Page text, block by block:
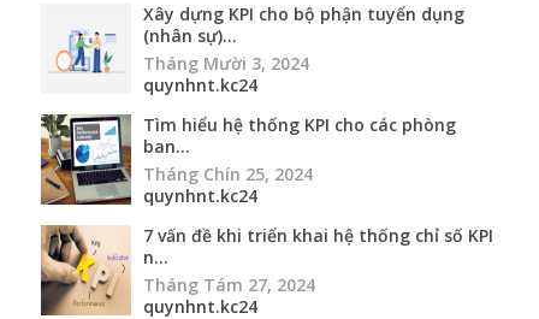
Xây dựng KPI cho bộ phận tuyển dụng
(nhân sự)...
Tháng Mười 3, 2024
quynhnt.kc24
Tìm hiểu hệ thống KPI cho các phòng
ban...
Tháng Chín 25, 2024
quynhnt.kc24
7 vấn đề khi triển khai hệ thống chỉ số KPI
n...
Tháng Tám 27, 2024
quynhnt.kc24